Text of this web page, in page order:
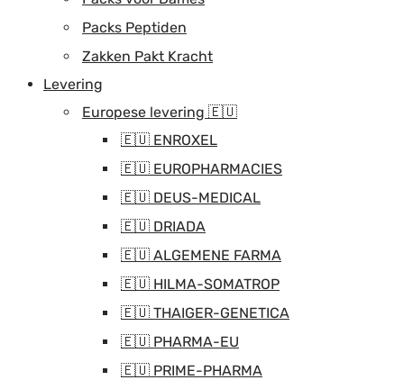
Packs Peptiden
Zakken Pakt Kracht
Levering
Europese levering 🇪🇺
🇪🇺 ENROXEL
🇪🇺 EUROPHARMACIES
🇪🇺 DEUS-MEDICAL
🇪🇺 DRIADA
🇪🇺 ALGEMENE FARMA
🇪🇺 HILMA-SOMATROP
🇪🇺 THAIGER-GENETICA
🇪🇺 PHARMA-EU
🇪🇺 PRIME-PHARMA